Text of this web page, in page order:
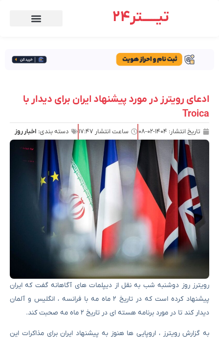
تیـــــتر24
ادعای رویترز در مورد پیشنهاد ایران برای دیدار با
Troica
تاریخ انتشار: ۱۴۰۴-۰۲-۰۸ ساعت انتشار ۱۷:۴۷ دسته بندی: اخبار روز
رویترز روز دوشنبه شب به نقل از دیپلمات های آگاهانه گفت که ایران
پیشنهاد کرده است که در تاریخ ۲ ماه مه با فرانسه ، انگلیس و آلمان
دیدار کند تا در مورد برنامه هسته ای در تاریخ ۲ ماه مه صحبت کند.
به گزارش رویترز ، اروپایی ها هنوز به پیشنهاد ایران برای مذاکرات این